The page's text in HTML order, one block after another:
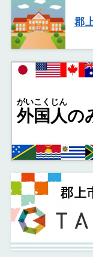
郡
外国人
がいこくじん
の